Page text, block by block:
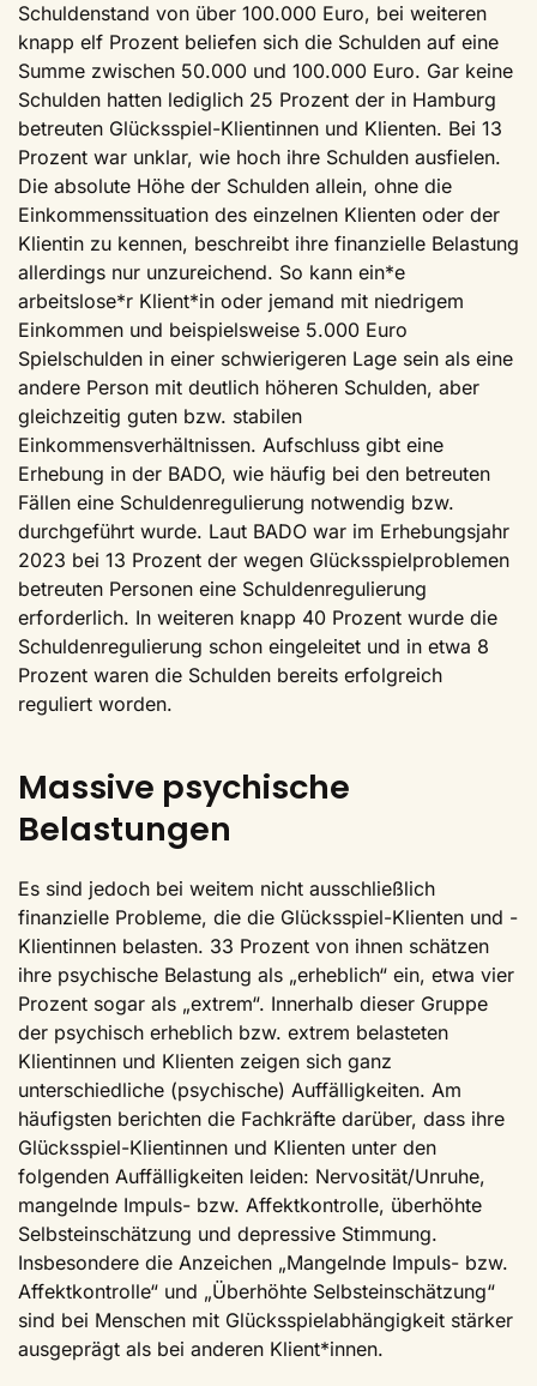
Schuldenstand von über 100.000 Euro, bei weiteren
knapp elf Prozent beliefen sich die Schulden auf eine
Summe zwischen 50.000 und 100.000 Euro. Gar keine
Schulden hatten lediglich 25 Prozent der in Hamburg
betreuten Glücksspiel-Klientinnen und Klienten. Bei 13
Prozent war unklar, wie hoch ihre Schulden ausfielen.
Die absolute Höhe der Schulden allein, ohne die
Einkommenssituation des einzelnen Klienten oder der
Klientin zu kennen, beschreibt ihre finanzielle Belastung
allerdings nur unzureichend. So kann ein*e
arbeitslose*r Klient*in oder jemand mit niedrigem
Einkommen und beispielsweise 5.000 Euro
Spielschulden in einer schwierigeren Lage sein als eine
andere Person mit deutlich höheren Schulden, aber
gleichzeitig guten bzw. stabilen
Einkommensverhältnissen. Aufschluss gibt eine
Erhebung in der BADO, wie häufig bei den betreuten
Fällen eine Schuldenregulierung notwendig bzw.
durchgeführt wurde. Laut BADO war im Erhebungsjahr
2023 bei 13 Prozent der wegen Glücksspielproblemen
betreuten Personen eine Schuldenregulierung
erforderlich. In weiteren knapp 40 Prozent wurde die
Schuldenregulierung schon eingeleitet und in etwa 8
Prozent waren die Schulden bereits erfolgreich
reguliert worden.
Massive psychische
Belastungen
Es sind jedoch bei weitem nicht ausschließlich
finanzielle Probleme, die die Glücksspiel-Klienten und -
Klientinnen belasten. 33 Prozent von ihnen schätzen
ihre psychische Belastung als „erheblich“ ein, etwa vier
Prozent sogar als „extrem“. Innerhalb dieser Gruppe
der psychisch erheblich bzw. extrem belasteten
Klientinnen und Klienten zeigen sich ganz
unterschiedliche (psychische) Auffälligkeiten. Am
häufigsten berichten die Fachkräfte darüber, dass ihre
Glücksspiel-Klientinnen und Klienten unter den
folgenden Auffälligkeiten leiden: Nervosität/Unruhe,
mangelnde Impuls- bzw. Affektkontrolle, überhöhte
Selbsteinschätzung und depressive Stimmung.
Insbesondere die Anzeichen „Mangelnde Impuls- bzw.
Affektkontrolle“ und „Überhöhte Selbsteinschätzung“
sind bei Menschen mit Glücksspielabhängigkeit stärker
ausgeprägt als bei anderen Klient*innen.